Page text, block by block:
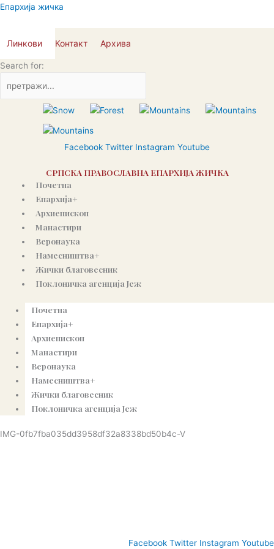
Skip
Епархија жичка
Линкови Контакт Архива
Search for:
Facebook Twitter Instagram Youtube
СРПСКА ПРАВОСЛАВНА ЕПАРХИЈА ЖИЧКА
Почетна
Епархија+
Архиепископ
Манастири
Веронаука
Намесништва+
Жички благовесник
Поклоничка агенција Јеж
Почетна
Епархија+
Архиепископ
Манастири
Веронаука
Намесништва+
Жички благовесник
Поклоничка агенција Јеж
IMG-0fb7fba035dd3958df32a8338bd50b4c-V
Facebook Twitter Instagram Youtube